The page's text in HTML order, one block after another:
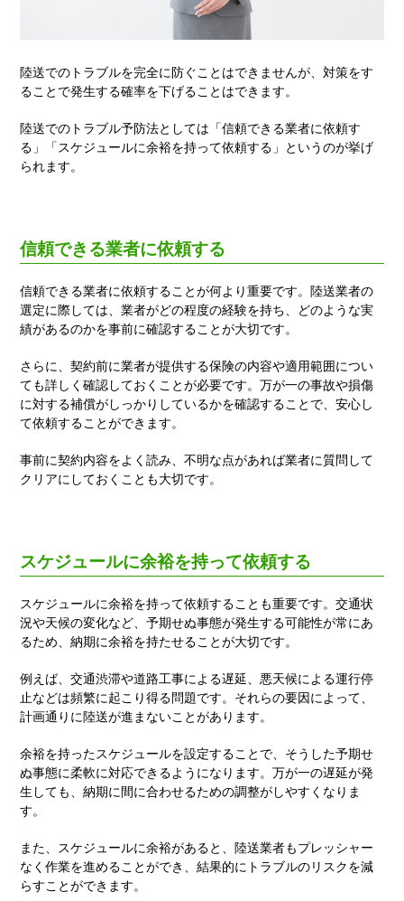
陸送でのトラブルを完全に防ぐことはできませんが、対策をす
ることで発生する確率を下げることはできます。
陸送でのトラブル予防法としては「信頼できる業者に依頼す
る」「スケジュールに余裕を持って依頼する」というのが挙げ
られます。
信頼できる業者に依頼する
信頼できる業者に依頼することが何より重要です。陸送業者の
選定に際しては、業者がどの程度の経験を持ち、どのような実
績があるのかを事前に確認することが大切です。
さらに、契約前に業者が提供する保険の内容や適用範囲につい
ても詳しく確認しておくことが必要です。万が一の事故や損傷
に対する補償がしっかりしているかを確認することで、安心し
て依頼することができます。
事前に契約内容をよく読み、不明な点があれば業者に質問して
クリアにしておくことも大切です。
スケジュールに余裕を持って依頼する
スケジュールに余裕を持って依頼することも重要です。交通状
況や天候の変化など、予期せぬ事態が発生する可能性が常にあ
るため、納期に余裕を持たせることが大切です。
例えば、交通渋滞や道路工事による遅延、悪天候による運行停
止などは頻繁に起こり得る問題です。それらの要因によって、
計画通りに陸送が進まないことがあります。
余裕を持ったスケジュールを設定することで、そうした予期せ
ぬ事態に柔軟に対応できるようになります。万が一の遅延が発
生しても、納期に間に合わせるための調整がしやすくなりま
す。
また、スケジュールに余裕があると、陸送業者もプレッシャー
なく作業を進めることができ、結果的にトラブルのリスクを減
らすことができます。